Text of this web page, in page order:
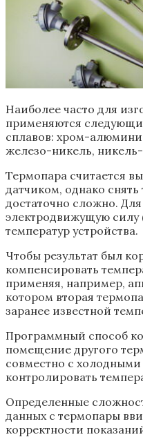
Наиболее часто для
применяются
сплавов: хром-
железо-никель,
Термопара считается
датчиком, однако
достаточно сложно.
электродвижущую силу
температур устройства.
Чтобы результат был
компенсировать
применяя, например,
котором вторая
заранее известной
Программный способ
помещение другого
совместно с холодными
контролировать
Определенные
данных с термопары
корректности